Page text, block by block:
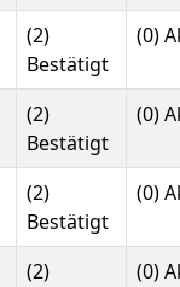
(2)
Bestätigt
(0)
(2)
Bestätigt
(0)
(2)
Bestätigt
(0)
(2)
(0)